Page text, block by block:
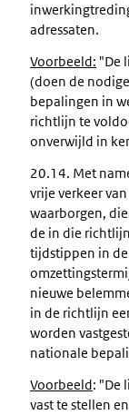
adressaten.
Voorbeeld: "De
(doen de
bepalingen in
richtlijn te
onverwijld in
20.14. Met
vrije verkeer
waarborgen,
de in die
tijdstippen in
nieuwe
in de richtlijn
worden
nationale
Voorbeeld: "De
vast te stellen